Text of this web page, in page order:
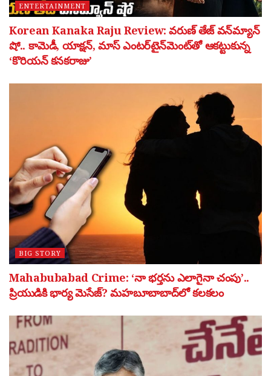
ENTERTAINMENT
Korean Kanaka Raju Review: వరుణ్ తేజ్ వన్‌మ్యాన్
షో.. కామెడీ, యాక్షన్, మాస్ ఎంటర్‌టైన్‌మెంట్‌తో ఆకట్టుకున్న
‘కొరియన్ కనకరాజు’
BIG STORY
Mahabubabad Crime: ‘నా భర్తను ఎలాగైనా చంపు’..
ప్రియుడికి భార్య మెసేజ్? మహబూబాబాద్‌లో కలకలం